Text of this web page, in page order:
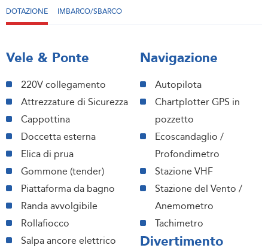
DOTAZIONE IMBARCO/SBARCO
Vele & Ponte
220V collegamento
Attrezzature di Sicurezza
Cappottina
Doccetta esterna
Elica di prua
Gommone (tender)
Piattaforma da bagno
Randa avvolgibile
Rollafiocco
Salpa ancore elettrico
Navigazione
Autopilota
Chartplotter GPS in
pozzetto
Ecoscandaglio /
Profondimetro
Stazione VHF
Stazione del Vento /
Anemometro
Tachimetro
Divertimento